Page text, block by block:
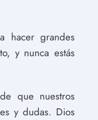
hacer grandes
y nunca estás
que nuestros
y dudas. Dios